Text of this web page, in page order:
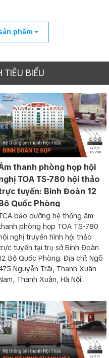
dụng trong hệ
TOA, với thiết kế
dễ dàng trong
kích hoạt chế độ
tắc Loa bên trong
thảo TOA TS-780
hiệu suất cao, ổn định
năng chống phản hồi
hội thảo TOA TS-780
hồi âm thanh và ghi âm
thảo TOA TS-780với chức
tự động hoặc bằng tay, giúp
hội họp, mang lại hiệu quả
phẩm
BIỂU
thanh phòng họp hội
TOA TS-780 hội thảo
tuyến: Binh Đoàn 12
Quốc Phòng
bảo dưỡng hệ thống âm
phòng họp TOA TS-780
nghị truyền hình hội thảo
tuyến tại trụ sở Binh Đoàn
Bộ Quốc Phòng. Địa chỉ: Ngõ
Nguyễn Trãi, Thanh Xuân
Thanh Xuân, Hà Nội...